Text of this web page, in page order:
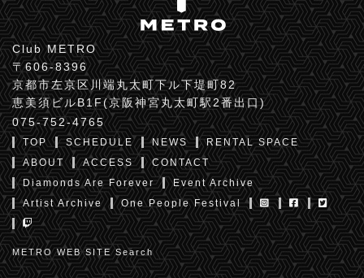
Club METRO
〒606-8396
京都市左京区川端丸太町下ル下堤町82
恵美須ビルB1F(京阪神宮丸太町駅2番出口)
075-752-4765
TOP SCHEDULE NEWS
RENTAL SPACE
ABOUT
ACCESS
CONTACT
Diamonds Are Forever
Event Archive
Artist Archive
One People Festival
METRO WEB SITE Search